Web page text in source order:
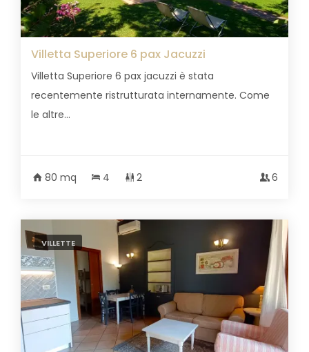
Villetta Superiore 6 pax Jacuzzi
Villetta Superiore 6 pax jacuzzi è stata
recentemente ristrutturata internamente. Come
le altre...
80 mq 4 2 6
VILLETTE